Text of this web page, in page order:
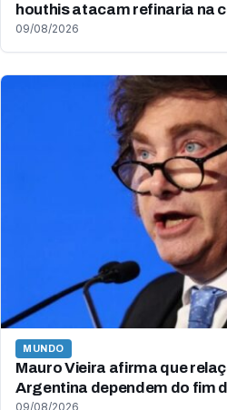
houthis atacam refinaria na
09/08/2026
MUNDO
Mauro Vieira afirma que
Argentina dependem do fim
09/08/2026